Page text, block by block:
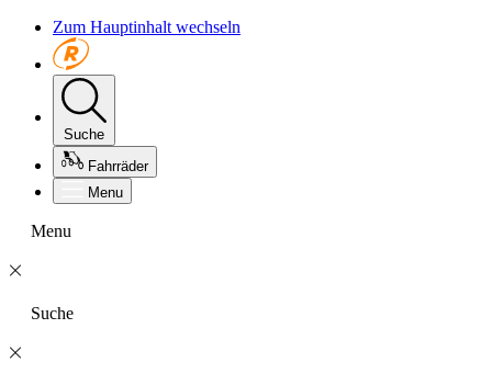
Zum Hauptinhalt wechseln
Suche
Fahrräder
Menu
Menu
Suche